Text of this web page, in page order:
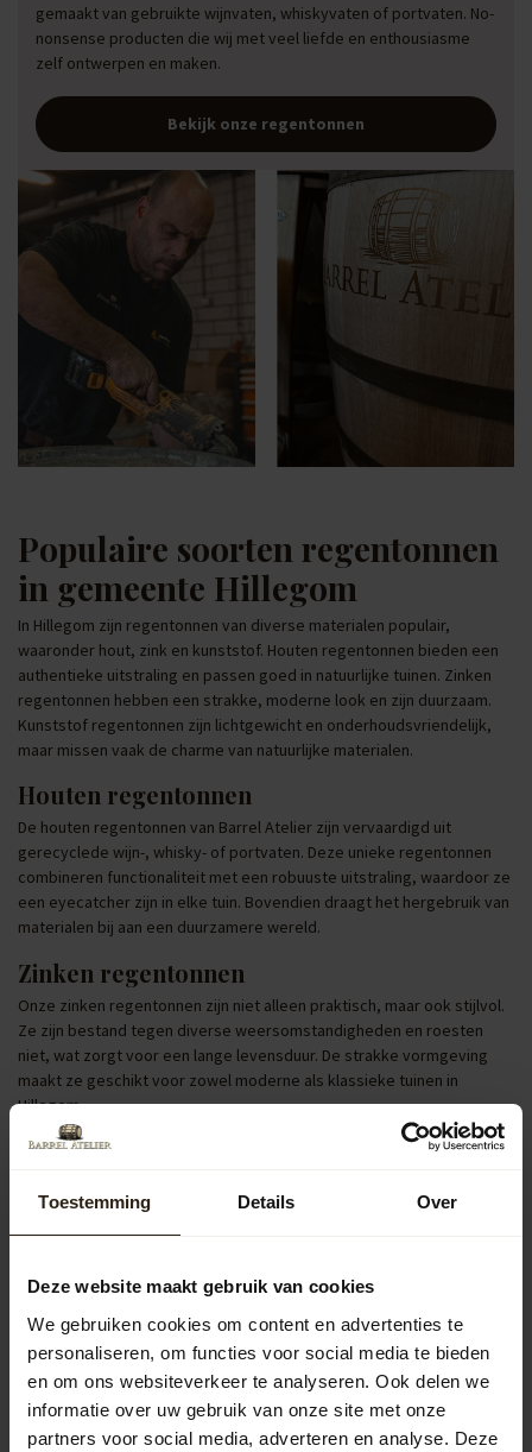
Toestemming Details Over
Deze website maakt gebruik van cookies
We gebruiken cookies om content en advertenties te
personaliseren, om functies voor social media te bieden
en om ons websiteverkeer te analyseren. Ook delen we
informatie over uw gebruik van onze site met onze
partners voor social media, adverteren en analyse. Deze
gemaakt van gebruikte wijnvaten, whiskyvaten of portvaten. No-
nonsense producten die wij met veel liefde en enthousiasme
zelf ontwerpen en maken.
Bekijk onze regentonnen
Populaire soorten regentonnen
in gemeente Hillegom
In Hillegom zijn regentonnen van diverse materialen populair,
waaronder hout, zink en kunststof. Houten regentonnen bieden een
authentieke uitstraling en passen goed in natuurlijke tuinen. Zinken
regentonnen hebben een strakke, moderne look en zijn duurzaam.
Kunststof regentonnen zijn lichtgewicht en onderhoudsvriendelijk,
maar missen vaak de charme van natuurlijke materialen.
Houten regentonnen
De houten regentonnen van Barrel Atelier zijn vervaardigd uit
gerecyclede wijn-, whisky- of portvaten. Deze unieke regentonnen
combineren functionaliteit met een robuuste uitstraling, waardoor ze
een eyecatcher zijn in elke tuin. Bovendien draagt het hergebruik van
materialen bij aan een duurzamere wereld.
Zinken regentonnen
Onze zinken regentonnen zijn niet alleen praktisch, maar ook stijlvol.
Ze zijn bestand tegen diverse weersomstandigheden en roesten
niet, wat zorgt voor een lange levensduur. De strakke vormgeving
maakt ze geschikt voor zowel moderne als klassieke tuinen in
Hillegom.
Regentonnen met pomp of kraan
ingebouwde pomp of kraan. Hiermee kun je eenvoudig een gieter
vullen of je tuin besproeien. Dit maakt het bewateren van je planten
waterbesparing.
Populaire categorieën
Regentonnen